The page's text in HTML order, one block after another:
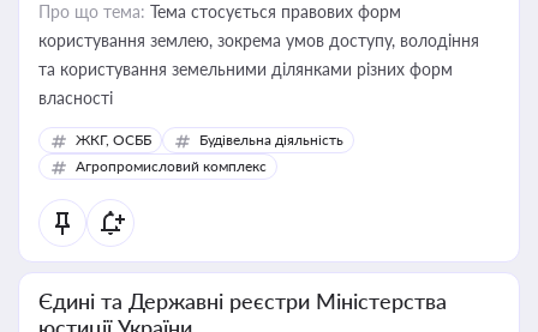
Про що тема: Тема стосується правових форм
користування землею, зокрема умов доступу, володіння
та користування земельними ділянками різних форм
власності
ЖКГ, ОСББ
Будівельна діяльність
Агропромисловий комплекс
Єдині та Державні реєстри Міністерства